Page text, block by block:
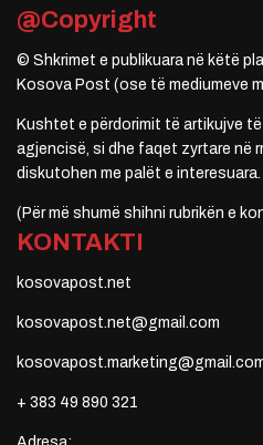
@Copyright
© Shkrimet e publikuara në këtë
Kosova Post (ose të mediumeve
Kushtet e përdorimit të artikujve të
agjencisë, si dhe faqet zyrtare në
diskutohen me palët e interesuara.
(Për më shumë shihni rubrikën e
KONTAKTI
kosovapost.net
kosovapost.net@gmail.com
+ 383 49 890 321